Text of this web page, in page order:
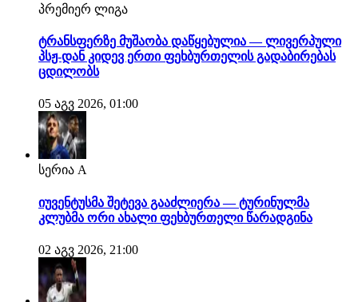
პრემიერ ლიგა
ტრანსფერზე მუშაობა დაწყებულია — ლივერპული
პსჟ-დან კიდევ ერთი ფეხბურთელის გადაბირებას
ცდილობს
05 აგვ 2026, 01:00
სერია A
იუვენტუსმა შეტევა გააძლიერა — ტურინულმა
კლუბმა ორი ახალი ფეხბურთელი წარადგინა
02 აგვ 2026, 21:00